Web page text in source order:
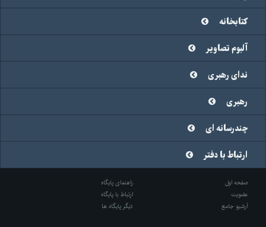
کتابخانه
آلبوم تصاویر
ندای رهبری
رهبری
چندرسانه ای
ارتباط با دفتر
صفحه اول
راهنمای پایگاه
عضویت
ارتباط با پایگاه
آرشیو جامع
دیگر پایگاه ها